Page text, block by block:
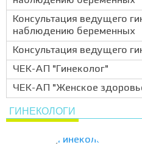
Консультация ведущего
наблюдению беременных
Консультация ведущего
ЧЕК-АП "Гинеколог"
ЧЕК-АП "Женское
ГИНЕКОЛОГИ